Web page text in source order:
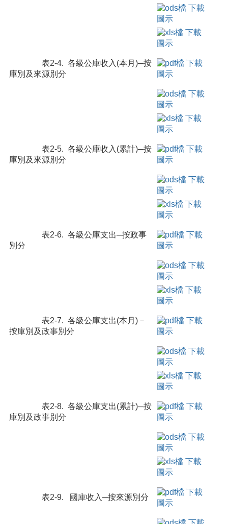
表2-4. 各級公庫收入(本月)─按
庫別及來源別分
表2-5. 各級公庫收入(累計)─按
庫別及來源別分
表2-6. 各級公庫支出─按政事
別分
表2-7. 各級公庫支出(本月)－
按庫別及政事別分
表2-8. 各級公庫支出(累計)─按
庫別及政事別分
表2-9. 國庫收入─按來源別分